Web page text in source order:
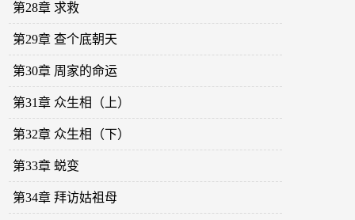
第28章 求救
第29章 查个底朝天
第30章 周家的命运
第31章 众生相（上）
第32章 众生相（下）
第33章 蜕变
第34章 拜访姑祖母